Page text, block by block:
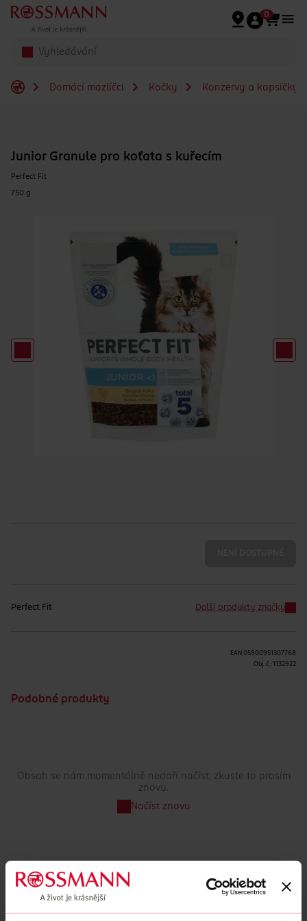
Přeskočit na hlavmní obsah
0
Domácí mazlíčci Kočky Konzervy a kapsičky
Junior Granule pro koťata s kuřecím
Perfect Fit
750 g
Perfect Fit Další produkty značky
EAN 05900951307768
Obj. č.: 1132922
Podobné produkty
Obsah se nám momentálně nedaří načíst, zkuste to prosím
znovu.
Načíst znovu